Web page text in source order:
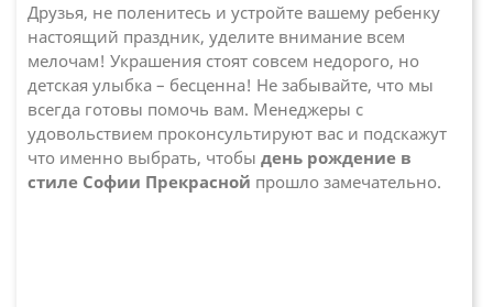
Друзья, не поленитесь и устройте вашему ребенку
настоящий праздник, уделите внимание всем
мелочам! Украшения стоят совсем недорого, но
детская улыбка – бесценна! Не забывайте, что мы
всегда готовы помочь вам. Менеджеры с
удовольствием проконсультируют вас и подскажут
что именно выбрать, чтобы день рождение в
стиле Софии Прекрасной прошло замечательно.